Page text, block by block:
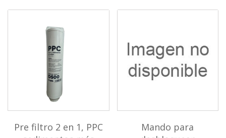
Pre filtro 2 en 1, PPC
Mando para